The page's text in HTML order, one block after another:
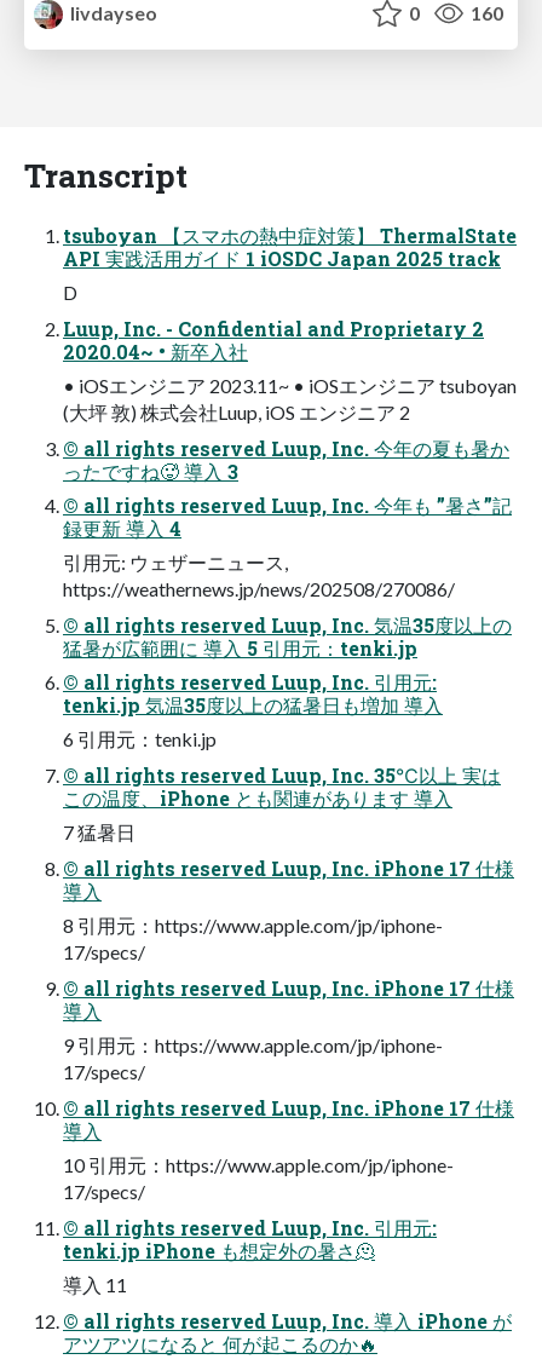
livdayseo
0 160
Transcript
tsuboyan 【スマホの熱中症対策】 ThermalState
API 実践活用ガイド 1 iOSDC Japan 2025 track
D
Luup, Inc. - Confidential and Proprietary 2
2020.04~ • 新卒⼊社
• iOSエンジニア 2023.11~ • iOSエンジニア tsuboyan
(⼤坪 敦) 株式会社Luup, iOS エンジニア 2
© all rights reserved Luup, Inc. 今年の夏も暑か
ったですね🥵 導⼊ 3
© all rights reserved Luup, Inc. 今年も ”暑さ”記
録更新 導⼊ 4
引用元: ウェザーニュース,
https://weathernews.jp/news/202508/270086/
© all rights reserved Luup, Inc. 気温35度以上の
猛暑が広範囲に 導⼊ 5 引用元：tenki.jp
© all rights reserved Luup, Inc. 引⽤元:
tenki.jp 気温35度以上の猛暑⽇も増加 導⼊
6 引用元：tenki.jp
© all rights reserved Luup, Inc. 35℃以上 実は
この温度、iPhone とも関連があります 導⼊
7 猛暑日
© all rights reserved Luup, Inc. iPhone 17 仕様
導⼊
8 引用元：https://www.apple.com/jp/iphone-
17/specs/
© all rights reserved Luup, Inc. iPhone 17 仕様
導⼊
9 引用元：https://www.apple.com/jp/iphone-
17/specs/
© all rights reserved Luup, Inc. iPhone 17 仕様
導⼊
10 引用元：https://www.apple.com/jp/iphone-
17/specs/
© all rights reserved Luup, Inc. 引⽤元:
tenki.jp iPhone も想定外の暑さ🫠
導⼊ 11
© all rights reserved Luup, Inc. 導⼊ iPhone が
アツアツになると 何が起こるのか🔥